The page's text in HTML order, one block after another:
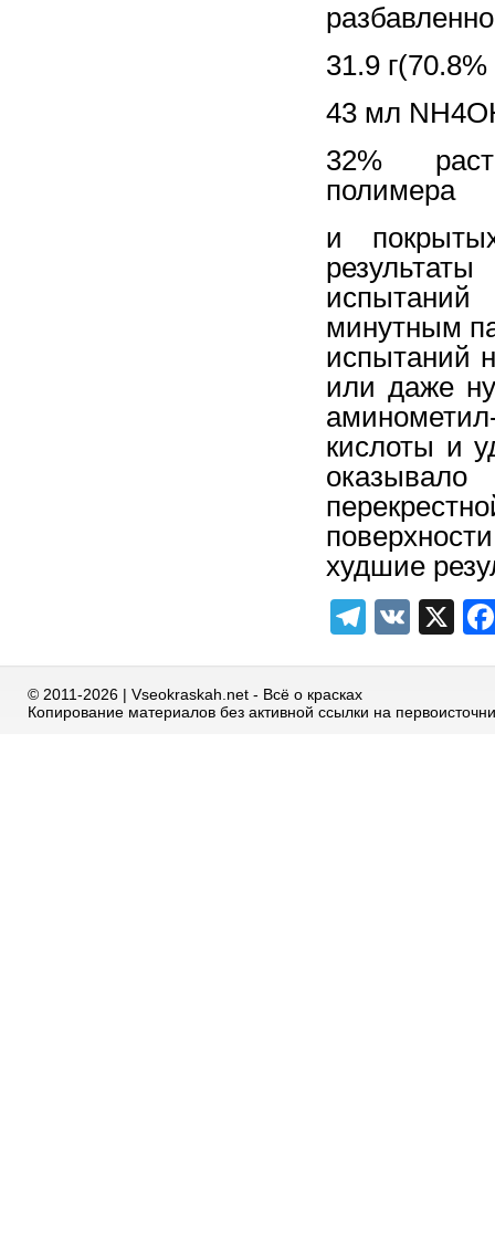
31.9
43 мл
32%
полимера
и
минутным
испытаний
или даже
кислоты и
худшие
VK X
© 2011-2026 | Vseokraskah.net - Всё о красках
Копирование материалов без активной ссылки на